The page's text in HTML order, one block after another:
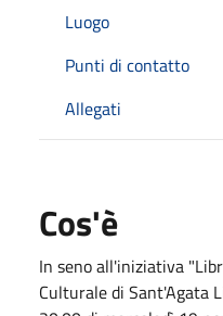
Luogo
Punti di contatto
Allegati
Cos'è
In seno all'iniziativa
Culturale di Sant'Agata